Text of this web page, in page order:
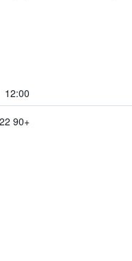
12:00
+90 322 401 0000